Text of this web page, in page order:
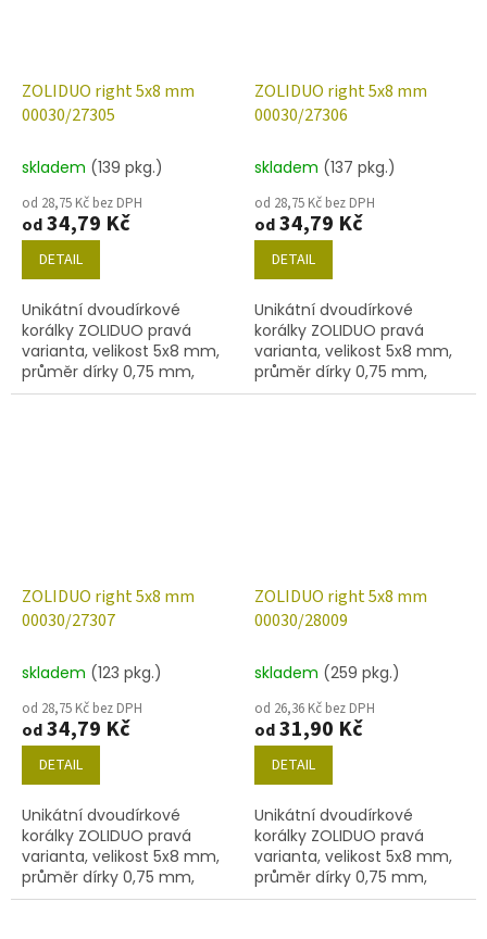
ZOLIDUO right 5x8 mm
00030/27305
skladem (139 pkg.)
od 28,75 Kč bez DPH
od34,79 Kč
DETAIL
Unikátní dvoudírkové
korálky ZOLIDUO pravá
varianta, velikost 5x8 mm,
průměr dírky 0,75 mm,
obsah balení 20 ks nebo
ZOLIDUO right 5x8 mm
00030/27306
skladem (137 pkg.)
od 28,75 Kč bez DPH
od34,79 Kč
DETAIL
Unikátní dvoudírkové
korálky ZOLIDUO pravá
varianta, velikost 5x8 mm,
průměr dírky 0,75 mm,
obsah balení 20 ks nebo
ZOLIDUO right 5x8 mm
00030/27307
skladem (123 pkg.)
od 28,75 Kč bez DPH
od34,79 Kč
DETAIL
Unikátní dvoudírkové
korálky ZOLIDUO pravá
varianta, velikost 5x8 mm,
průměr dírky 0,75 mm,
obsah balení 20 ks nebo
ZOLIDUO right 5x8 mm
00030/28009
skladem (259 pkg.)
od 26,36 Kč bez DPH
od31,90 Kč
DETAIL
Unikátní dvoudírkové
korálky ZOLIDUO pravá
varianta, velikost 5x8 mm,
průměr dírky 0,75 mm,
obsah balení 20 ks nebo